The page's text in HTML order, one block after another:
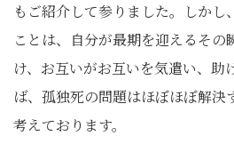
もご紹介して参りました。しかし
ことは、自分が最期を迎えるそ
け、お互いがお互いを気遣い、助
ば、孤独死の問題はほぼほぼ解決
考えております。